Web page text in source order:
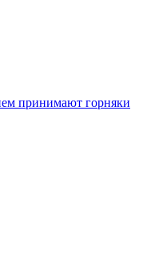
принимают горняки